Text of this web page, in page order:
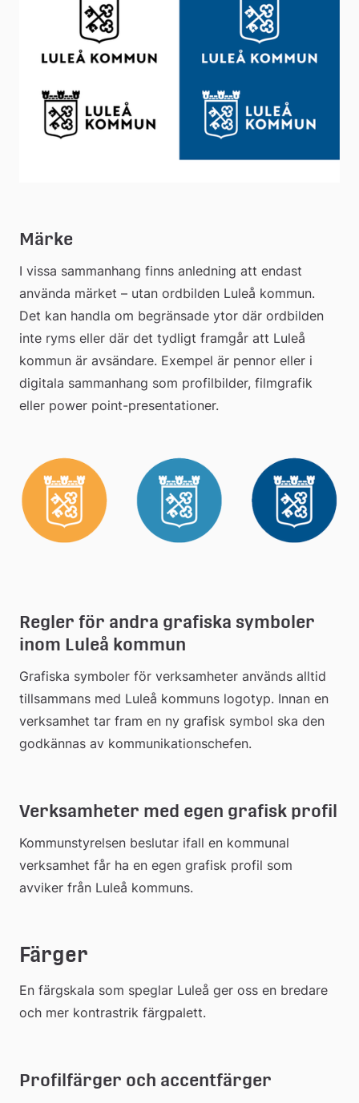
Märke
I vissa sammanhang finns anledning att endast
använda märket – utan ordbilden Luleå kommun.
Det kan handla om begränsade ytor där ordbilden
inte ryms eller där det tydligt framgår att Luleå
kommun är avsändare. Exempel är pennor eller i
digitala sammanhang som profilbilder, filmgrafik
eller power point-presentationer.
Regler för andra grafiska symboler
inom Luleå kommun
Grafiska symboler för verksamheter används alltid
tillsammans med Luleå kommuns logotyp. Innan en
verksamhet tar fram en ny grafisk symbol ska den
godkännas av kommunikationschefen.
Verksamheter med egen grafisk profil
Kommunstyrelsen beslutar ifall en kommunal
verksamhet får ha en egen grafisk profil som
avviker från Luleå kommuns.
Färger
En färgskala som speglar Luleå ger oss en bredare
och mer kontrastrik färgpalett.
Profilfärger och accentfärger